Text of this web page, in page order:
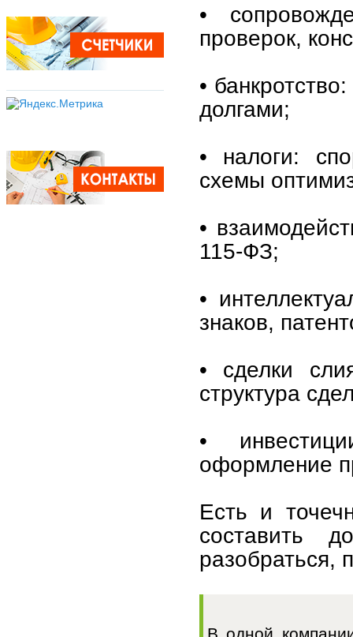
•
проверок,
•
долгами;
• налоги:
схемы
•
115-ФЗ;
•
знаков,
• сделки
структура
•
оформление
Есть и
составить
разобраться,
В одной